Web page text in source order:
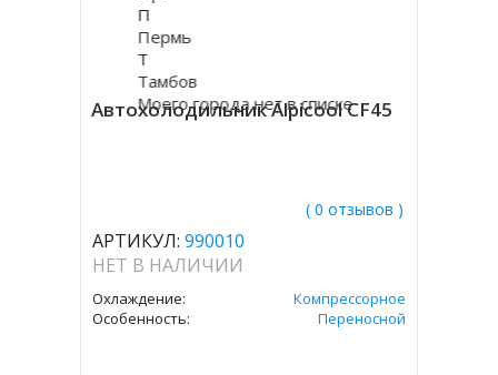
Автохолодильник Alpicool CF45
( 0 отзывов )
АРТИКУЛ: 990010
НЕТ В НАЛИЧИИ
Охлаждение:
Компрессорное
Особенность:
Переносной
П
Пермь
Т
Тамбов
Моего города нет в списке